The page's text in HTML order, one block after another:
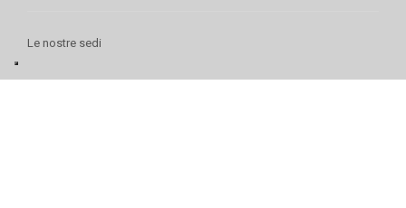
Le nostre sedi
Servizi